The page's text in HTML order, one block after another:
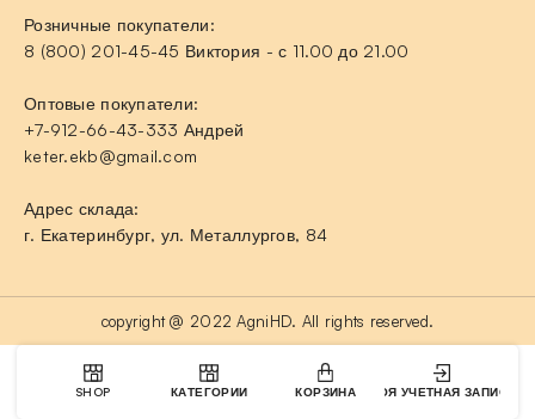
Розничные покупатели:
8 (800) 201-45-45 Виктория - с 11.00 до 21.00
Оптовые покупатели:
+7-912-66-43-333 Андрей
keter.ekb@gmail.com
Адрес склада:
г. Екатеринбург, ул. Металлургов, 84
copyright @ 2022 AgniHD. All rights reserved.
SHOP КАТЕГОРИИ КОРЗИНА МОЯ УЧЕТНАЯ ЗАПИСЬ